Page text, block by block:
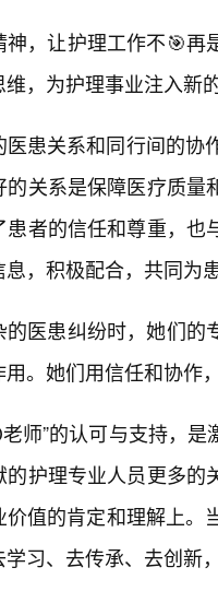
神，让护理工作不🎯再
，为护理事业注入新
医患关系和同行间的协
关系是保障医疗质
患者的信任和尊重，
，积极配合，共同为
的医患纠纷时，她们的
。她们用信任和协作
老师”的认可与支持，
的护理专业人员更多
值的肯定和理解上。
习、去传承、去创新